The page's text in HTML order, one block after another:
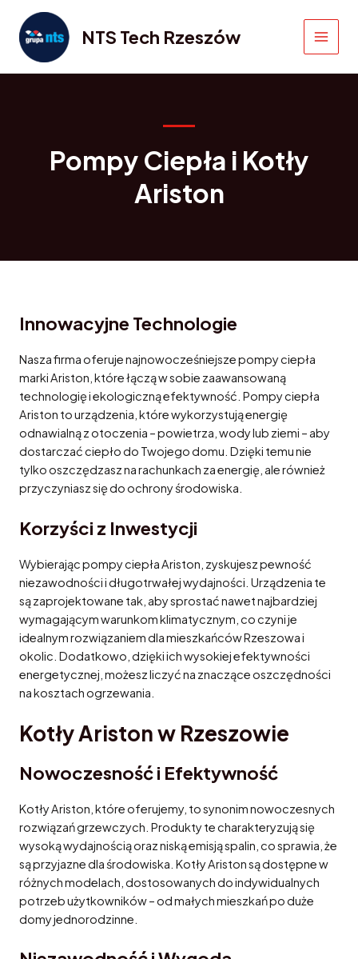
content
NTS Tech Rzeszów
MAIN
Pompy Ciepła i Kotły
Ariston
Innowacyjne Technologie
Nasza firma oferuje najnowocześniejsze pompy ciepła
marki Ariston, które łączą w sobie zaawansowaną
technologię i ekologiczną efektywność. Pompy ciepła
Ariston to urządzenia, które wykorzystują energię
odnawialną z otoczenia – powietrza, wody lub ziemi – aby
dostarczać ciepło do Twojego domu. Dzięki temu nie
tylko oszczędzasz na rachunkach za energię, ale również
przyczyniasz się do ochrony środowiska.
Korzyści z Inwestycji
Wybierając pompy ciepła Ariston, zyskujesz pewność
niezawodności i długotrwałej wydajności. Urządzenia te
są zaprojektowane tak, aby sprostać nawet najbardziej
wymagającym warunkom klimatycznym, co czyni je
idealnym rozwiązaniem dla mieszkańców Rzeszowa i
okolic. Dodatkowo, dzięki ich wysokiej efektywności
energetycznej, możesz liczyć na znaczące oszczędności
na kosztach ogrzewania.
Kotły Ariston w Rzeszowie
Nowoczesność i Efektywność
Kotły Ariston, które oferujemy, to synonim nowoczesnych
rozwiązań grzewczych. Produkty te charakteryzują się
wysoką wydajnością oraz niską emisją spalin, co sprawia, że
są przyjazne dla środowiska. Kotły Ariston są dostępne w
różnych modelach, dostosowanych do indywidualnych
potrzeb użytkowników – od małych mieszkań po duże
domy jednorodzinne.